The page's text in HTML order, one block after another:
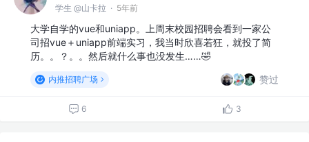
学生 @山卡拉 · 5年前
大学自学的vue和uniapp。上周末校园招聘会看到一家公
司招vue＋uniapp前端实习，我当时欣喜若狂，就投了简
历。。？。。然后就什么事也没发生……🤣
内推招聘广场 赞过
6 3